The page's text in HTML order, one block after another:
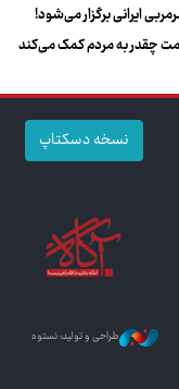
چقدر به مردم کمک می‌کند
نسخه دسکتاپ
طراحی و تولید: نستوه